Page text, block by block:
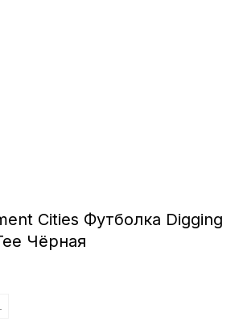
Cities Футболка Digging
Чёрная